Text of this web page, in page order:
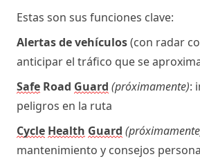
Estas son sus funciones clave:
Alertas de vehículos (con radar
anticipar el tráfico que se
Safe Road Guard (próximamente):
peligros en la ruta
Cycle Health Guard
mantenimiento y consejos